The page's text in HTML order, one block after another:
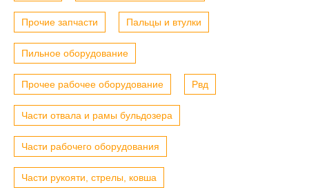
Прочие запчасти Пальцы и втулки
Пильное оборудование
Прочее рабочее оборудование Рвд
Части отвала и рамы бульдозера
Части рабочего оборудования
Части рукояти, стрелы, ковша